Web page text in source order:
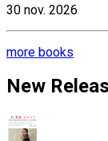
30 nov. 2026
more books
New